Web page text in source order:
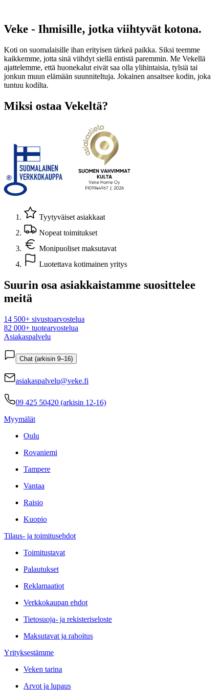
Veke - Ihmisille, jotka viihtyvät kotona.
Koti on suomalaisille ihan erityisen tärkeä paikka. Siksi teemme
kaikkemme, jotta sinä viihdyt siellä entistä paremmin. Me Vekellä
ajattelemme, että huonekalut eivät saa olla ylihintaisia, tylsiä tai
jonkun muun elämään suunniteltuja. Jokainen ansaitsee kodin, joka
tuntuu kodilta.
Miksi ostaa Vekeltä?
Tyytyväiset asiakkaat
Nopeat toimitukset
Monipuoliset maksutavat
Luotettava kotimainen yritys
Suurin osa asiakkaistamme suosittelee
meitä
14 500+ sivustoarvostelua
82 000+ tuotearvostelua
Asiakaspalvelu
Chat (arkisin 9–16)
asiakaspalvelu@veke.fi
09 425 50420 (arkisin 12-16)
Myymälät
Oulu
Rovaniemi
Tampere
Vantaa
Raisio
Kuopio
Tilaus- ja toimitusehdot
Toimitustavat
Palautukset
Reklamaatiot
Verkkokaupan ehdot
Tietosuoja- ja rekisteriseloste
Maksutavat ja rahoitus
Yrityksestämme
Veken tarina
Arvot ja lupaus